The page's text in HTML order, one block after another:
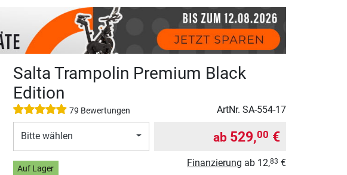
Salta Trampolin Premium Black
Edition
79 Bewertungen ArtNr. SA-554-17
Bitte wählen
Auf Lager
ab 529,00 €
Finanzierung ab 12,83 €